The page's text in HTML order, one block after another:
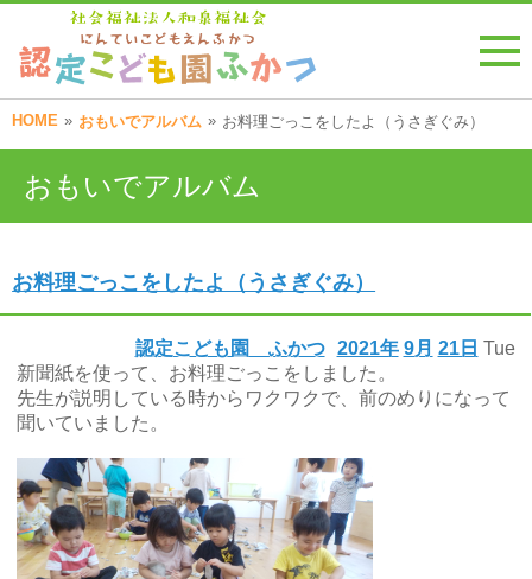
HOME » おもいでアルバム » お料理ごっこをしたよ（うさぎぐみ）
おもいでアルバム
お料理ごっこをしたよ（うさぎぐみ）
2021年 9月 21日 Tue
認定こども園 ふかつ
新聞紙を使って、お料理ごっこをしました。
先生が説明している時からワクワクで、前のめりになって
聞いていました。